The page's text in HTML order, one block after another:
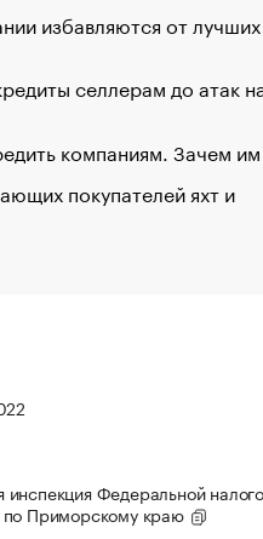
избавляются от лучших
селлерам до атак
компаниям. Зачем
покупателей яхт и
Федеральной
Приморскому краю